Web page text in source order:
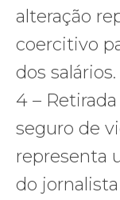
alteração
coercitivo
dos salários.
4 –
seguro de
representa
do